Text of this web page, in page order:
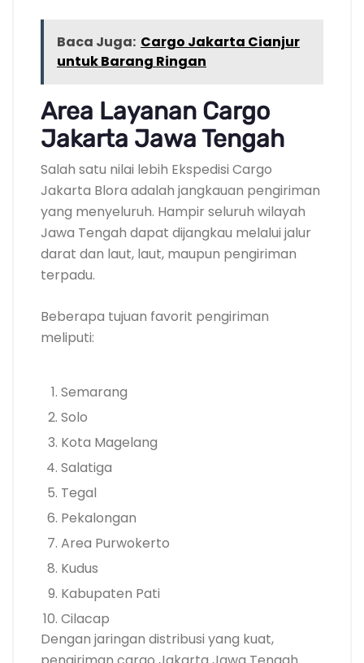
Baca Juga: Cargo Jakarta Cianjur
untuk Barang Ringan
Area Layanan Cargo
Jakarta Jawa Tengah
Salah satu nilai lebih Ekspedisi Cargo
Jakarta Blora adalah jangkauan pengiriman
yang menyeluruh. Hampir seluruh wilayah
Jawa Tengah dapat dijangkau melalui jalur
darat dan laut, laut, maupun pengiriman
terpadu.
Beberapa tujuan favorit pengiriman
meliputi:
Semarang
Solo
Kota Magelang
Salatiga
Tegal
Pekalongan
Area Purwokerto
Kudus
Kabupaten Pati
Cilacap
Dengan jaringan distribusi yang kuat,